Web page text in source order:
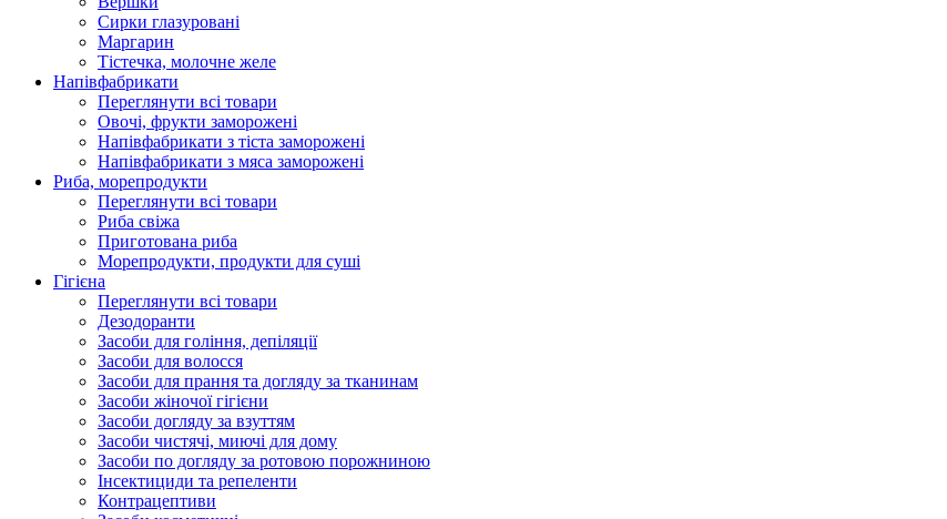
Сирки глазуровані
Маргарин
Тістечка, молочне желе
Напівфабрикати
Переглянути всі товари
Овочі, фрукти заморожені
Напівфабрикати з тіста заморожені
Напівфабрикати з мяса заморожені
Риба, морепродукти
Переглянути всі товари
Риба свіжа
Приготована риба
Морепродукти, продукти для суші
Гігієна
Переглянути всі товари
Дезодоранти
Засоби для гоління, депіляції
Засоби для волосся
Засоби для прання та догляду за тканинам
Засоби жіночої гігієни
Засоби догляду за взуттям
Засоби чистячі, миючі для дому
Засоби по догляду за ротовою порожниною
Інсектициди та репеленти
Контрацептиви